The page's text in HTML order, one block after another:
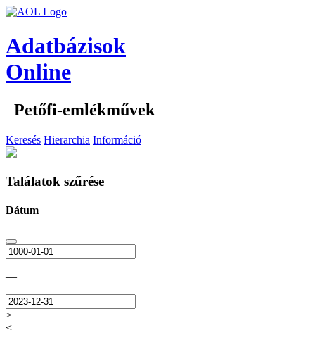
Adatbázisok
Online
Petőfi-emlékművek
Keresés Hierarchia Információ
Találatok szűrése
Dátum
—
>
<